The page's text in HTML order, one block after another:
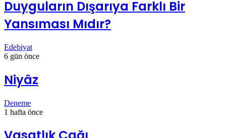
Duyguların Dışarıya Farklı Bir
Yansıması Mıdır?
Edebiyat
6 gün önce
Niyâz
Deneme
1 hafta önce